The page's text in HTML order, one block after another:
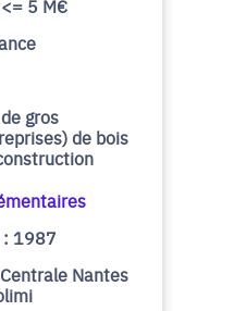
5 M€
gros
de bois
: 1987
Nantes